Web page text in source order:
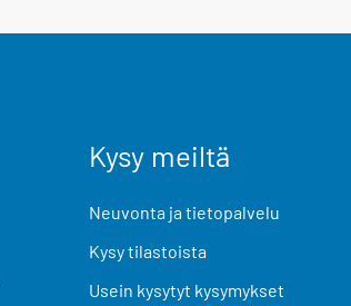
Kysy meiltä
Neuvonta ja tietopalvelu
Kysy tilastoista
Usein kysytyt kysymykset